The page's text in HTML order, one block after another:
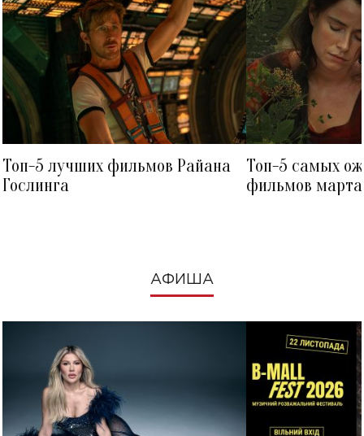
Топ-5 лучших фильмов Райана
Гослинга
Топ-5 самых
фильмов
АФИША